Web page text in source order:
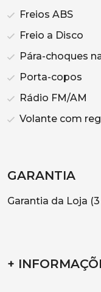
Freios ABS
Freio a Disco
Pára-choques
Porta-copos
Rádio FM/AM
Volante com
GARANTIA
Garantia da Loja
+